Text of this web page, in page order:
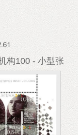
构100 - 小型张